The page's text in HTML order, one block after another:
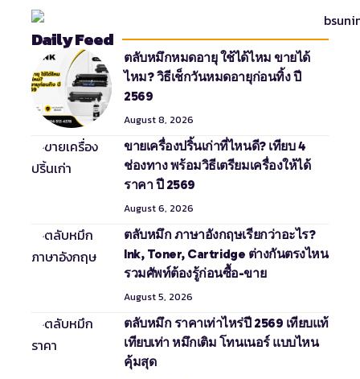
Daily Feed
ตลับหมึกหมดอายุ ใช้ได้ไหม ขายได้
ไหม? วิธีเช็กวันหมดอายุก่อนทิ้ง ปี
2569
August 8, 2026
ขายเครื่องปริ้นเก่าที่ไหนดี? เทียบ 4
ช่องทาง พร้อมวิธีเตรียมเครื่องให้ได้
ราคา ปี 2569
August 6, 2026
ตลับหมึก ภาษาอังกฤษเรียกว่าอะไร?
Ink, Toner, Cartridge ต่างกันตรงไหน
รวมศัพท์ต้องรู้ก่อนซื้อ-ขาย
August 5, 2026
ตลับหมึก ราคาเท่าไหร่ปี 2569 เทียบแท้
เทียบเท่า หมึกเติม โทนเนอร์ แบบไหน
คุ้มสุด